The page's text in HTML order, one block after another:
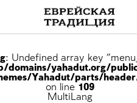
: Undefined array key
domains/yahadut.org/
Yahadut/parts/
on line 109
MultiLang